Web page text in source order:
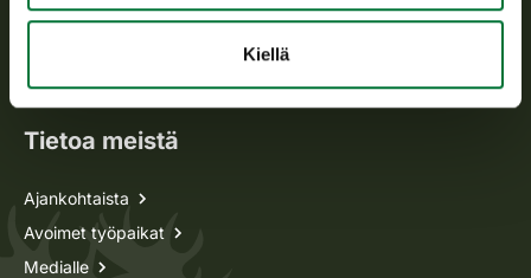
Kiellä
Metsästyskortti-asiat
Tietoa meistä
Ajankohtaista
Avoimet työpaikat
Medialle